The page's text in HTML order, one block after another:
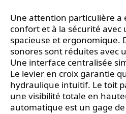
Une attention particulière a
confort et à la sécurité avec
spacieuse et ergonomique.
sonores sont réduites avec
Une interface centralisée
Le levier en croix garantie
hydraulique intuitif. Le toit
une visibilité totale en
automatique est un gage